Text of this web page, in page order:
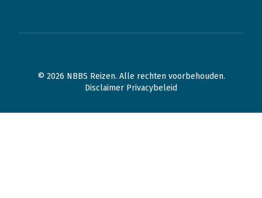
© 2026 NBBS Reizen. Alle rechten voorbehouden.
Disclaimer Privacybeleid